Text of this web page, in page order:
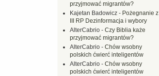
przyjmować migrantów?
Kajetan Badowicz - Pożegnanie z
III RP Dezinformacja i wybory
AlterCabrio - Czy Biblia każe
przyjmować migrantów?
AlterCabrio - Chów wsobny
polskich ćwierć inteligentów
AlterCabrio - Chów wsobny
polskich ćwierć inteligentów